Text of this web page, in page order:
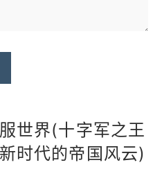
世界(十字军之王
时代的帝国风云)